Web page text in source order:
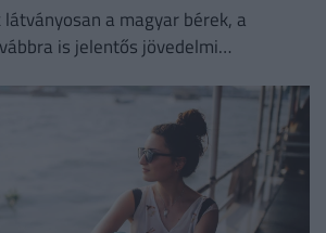
a magyar bérek, a
is jelentős jövedelmi